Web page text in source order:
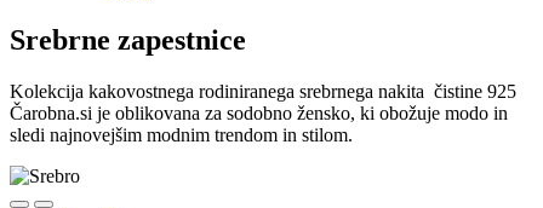
Srebrne zapestnice
Kolekcija kakovostnega rodiniranega srebrnega nakita čistine 925
Čarobna.si je oblikovana za sodobno žensko, ki obožuje modo in
sledi najnovejšim modnim trendom in stilom.